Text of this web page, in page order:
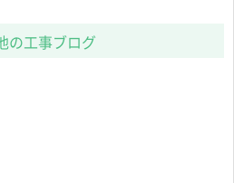
の工事ブログ